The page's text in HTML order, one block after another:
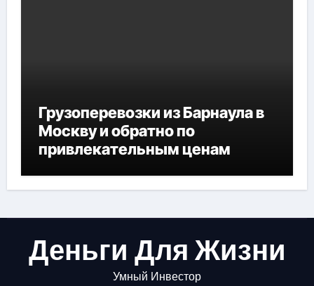
Грузоперевозки из Барнаула в
Москву и обратно по
привлекательным ценам
Деньги Для Жизни
Умный Инвестор